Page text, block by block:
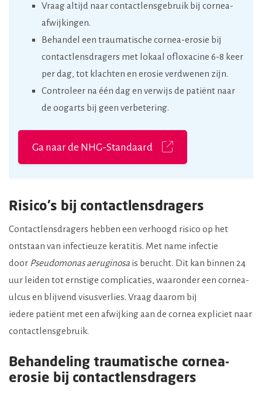
Vraag altijd naar contactlensgebruik bij cornea-
afwijkingen.
Behandel een traumatische cornea-erosie bij
contactlensdragers met lokaal ofloxacine 6-8 keer
per dag, tot klachten en erosie verdwenen zijn.
Controleer na één dag en verwijs de patiënt naar
de oogarts bij geen verbetering.
Ga naar de NHG-Standaard
Risico’s bij contactlensdragers
Contactlensdragers hebben een verhoogd risico op het
ontstaan van infectieuze keratitis. Met name infectie
door Pseudomonas aeruginosa is berucht. Dit kan binnen 24
uur leiden tot ernstige complicaties, waaronder een cornea-
ulcus en blijvend visusverlies. Vraag daarom bij
iedere patiënt met een afwijking aan de cornea expliciet naar
contactlensgebruik.
Behandeling traumatische cornea-
erosie bij contactlensdragers